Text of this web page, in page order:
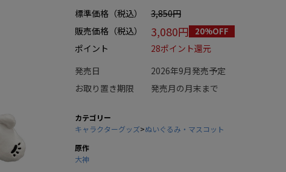
標準価格（税込）
3,850円
販売価格（税込）
3,080円 20%OFF
ポイント
28ポイント還元
発売日
2026年9月発売予定
お取り置き期限
発売月の月末まで
カテゴリー
キャラクターグッズ>ぬいぐるみ・マスコット
原作
大神